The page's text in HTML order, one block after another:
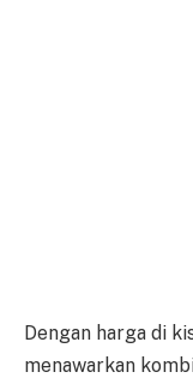
Dengan harga di
menawarkan